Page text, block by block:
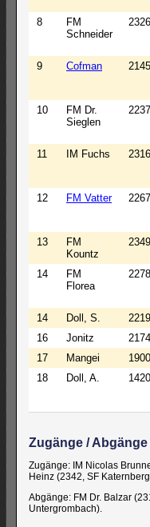
8
FM
Schneider
2326
9 Cofman 2145
10
FM Dr.
Sieglen
2237
11 IM Fuchs 2316
12 FM Vatter 2267
13
FM
Kountz
2349
14
FM
Florea
2278
14 Doll, S. 2219
16
Jonitz 2174
17
Mangei 1900
18
Doll, A. 1420
Zugänge /
Zugänge: IM Nicolas
Heinz (2342, SF
Abgänge: FM Dr. Balzar
Untergrombach).